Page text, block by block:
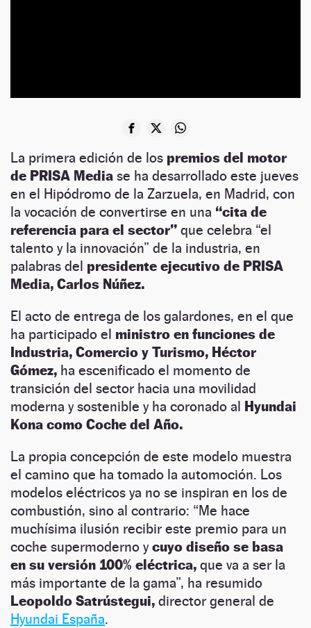
La primera edición de los premios del motor
de PRISA Media se ha desarrollado este jueves
en el Hipódromo de la Zarzuela, en Madrid, con
la vocación de convertirse en una “cita de
referencia para el sector” que celebra “el
talento y la innovación” de la industria, en
palabras del presidente ejecutivo de PRISA
Media, Carlos Núñez.
El acto de entrega de los galardones, en el que
ha participado el ministro en funciones de
Industria, Comercio y Turismo, Héctor
Gómez, ha escenificado el momento de
transición del sector hacia una movilidad
moderna y sostenible y ha coronado al Hyundai
Kona como Coche del Año.
La propia concepción de este modelo muestra
el camino que ha tomado la automoción. Los
modelos eléctricos ya no se inspiran en los de
combustión, sino al contrario: “Me hace
muchísima ilusión recibir este premio para un
coche supermoderno ycuyo diseño se basa
en su versión 100% eléctrica, que va a ser la
más importante de la gama”, ha resumido
Leopoldo Satrústegui, director general de
Hyundai España.